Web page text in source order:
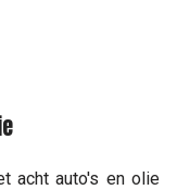
acht auto's en olie